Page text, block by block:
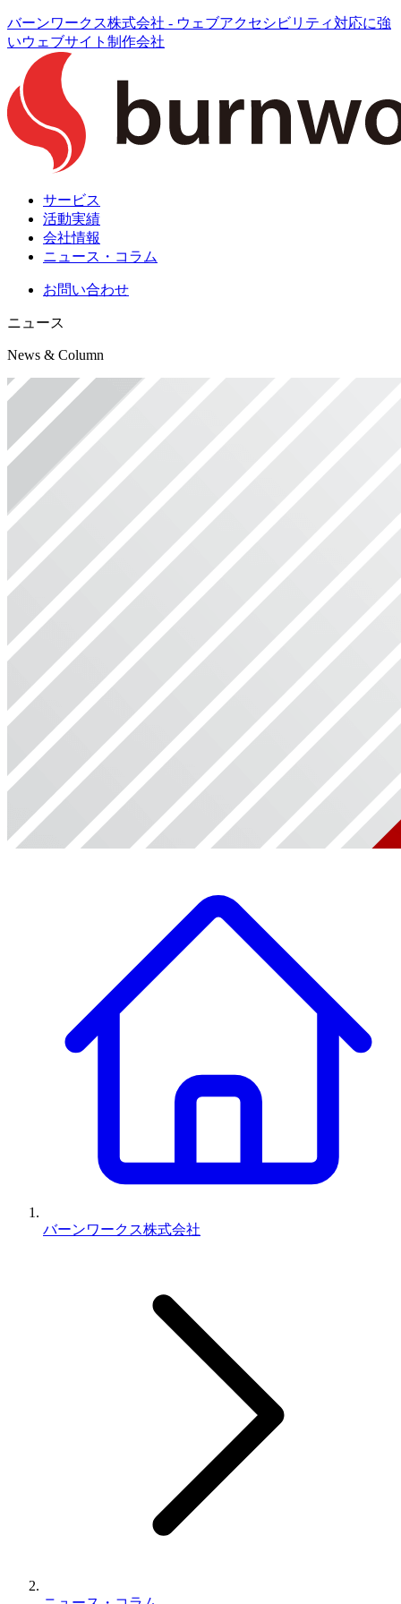
バーンワークス株式会社 - ウェブアクセシビリティ対応に強
いウェブサイト制作会社
サービス
活動実績
会社情報
ニュース・コラム
お問い合わせ
ニュース
News & Column
バーンワークス株式会社